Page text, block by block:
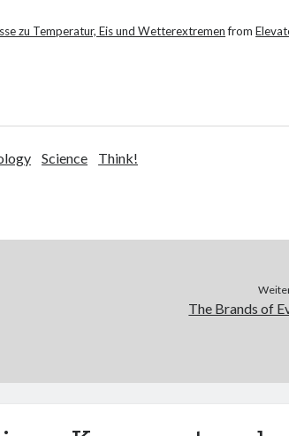
zu Temperatur, Eis und Wetterextremenfrom
Science Think!
The Brands of